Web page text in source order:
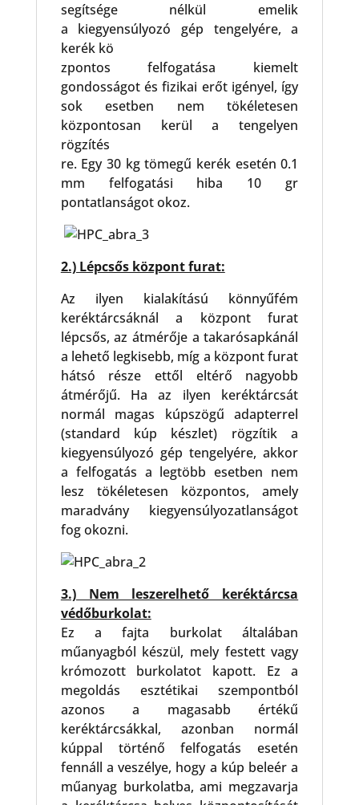
segítsége nélkül emelik
a kiegyensúlyozó gép tengelyére, a
kerék kö
zpontos felfogatása kiemelt
gondosságot és fizikai erőt igényel, így
sok esetben nem tökéletesen
központosan kerül a tengelyen
rögzítés
re. Egy 30 kg tömegű kerék esetén 0.1
mm felfogatási hiba 10 gr
pontatlanságot okoz.
2.) Lépcsős központ furat:
Az ilyen kialakítású könnyűfém
keréktárcsáknál a központ furat
lépcsős, az átmérője a takarósapkánál
a lehető legkisebb, míg a központ furat
hátsó része ettől eltérő nagyobb
átmérőjű. Ha az ilyen keréktárcsát
normál magas kúpszögű adapterrel
(standard kúp készlet) rögzítik a
kiegyensúlyozó gép tengelyére, akkor
a felfogatás a legtöbb esetben nem
lesz tökéletesen központos, amely
maradvány kiegyensúlyozatlanságot
fog okozni.
3.) Nem leszerelhető keréktárcsa
védőburkolat:
Ez a fajta burkolat általában
műanyagból készül, mely festett vagy
krómozott burkolatot kapott. Ez a
megoldás esztétikai szempontból
azonos a magasabb értékű
keréktárcsákkal, azonban normál
kúppal történő felfogatás esetén
fennáll a veszélye, hogy a kúp beleér a
műanyag burkolatba, ami megzavarja